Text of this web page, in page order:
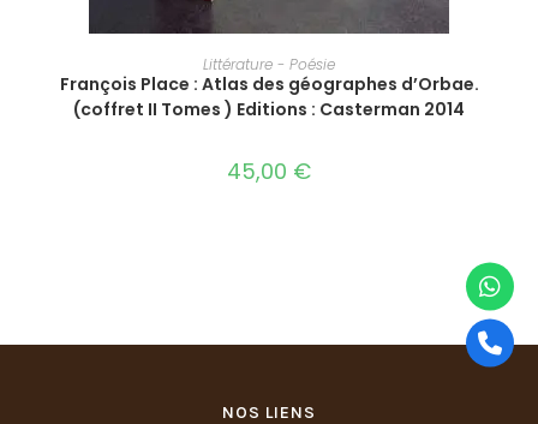
AJOUTER AU PANIER
Littérature - Poésie
François Place : Atlas des géographes d’Orbae.
(coffret II Tomes ) Editions : Casterman 2014
45,00 €
NOS LIENS